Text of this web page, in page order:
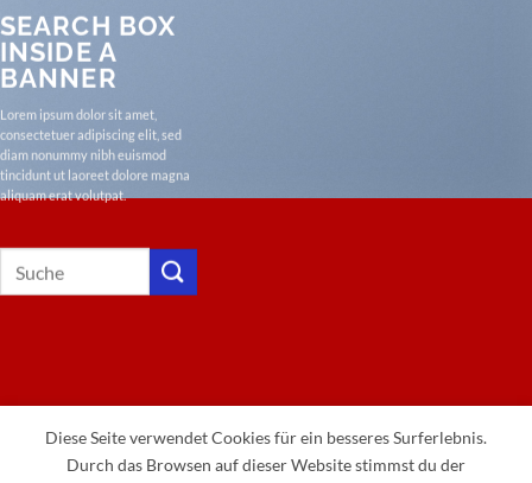
SEARCH BOX
INSIDE A
BANNER
Lorem ipsum dolor sit amet,
consectetuer adipiscing elit, sed
diam nonummy nibh euismod
tincidunt ut laoreet dolore magna
aliquam erat volutpat.
IMPRESSUM DATENSCHUTZERKLÄRUNG KONTAKT
Diese Seite verwendet Cookies für ein besseres Surferlebnis.
Durch das Browsen auf dieser Website stimmst du der